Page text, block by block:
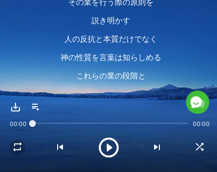
その業を行う際の原則を
説き明かす
人の反抗と本質だけでなく
神の性質を言葉は知らしめる
これらの業の段階と
全ての言葉を通して人は知る
六千年の業も、言葉を
00:00 00:00